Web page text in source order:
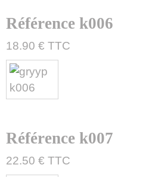
Référence k006
18.90 € TTC
Référence k007
22.50 € TTC